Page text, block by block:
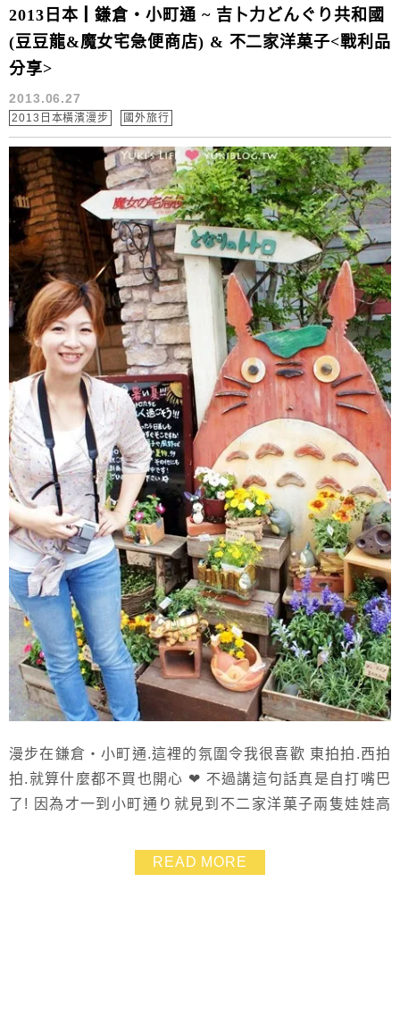
2013日本┃鎌倉‧小町通 ~ 吉卜力どんぐり共和國
(豆豆龍&魔女宅急便商店) & 不二家洋菓子<戰利品
分享>
2013.06.27
2013日本橫濱漫步 國外旅行
漫步在鎌倉‧小町通.這裡的氛圍令我很喜歡 東拍拍.西拍
拍.就算什麼都不買也開心 ❤ 不過講這句話真是自打嘴巴
了! 因為才一到小町通り就見到不二家洋菓子兩隻娃娃高
國.專賣豆豆龍&魔女宅急便週邊商品的商店 這下子...散步
途中無心其它的東西(除了吃) 回程趕快逛逛這兩間商店.
READ MORE